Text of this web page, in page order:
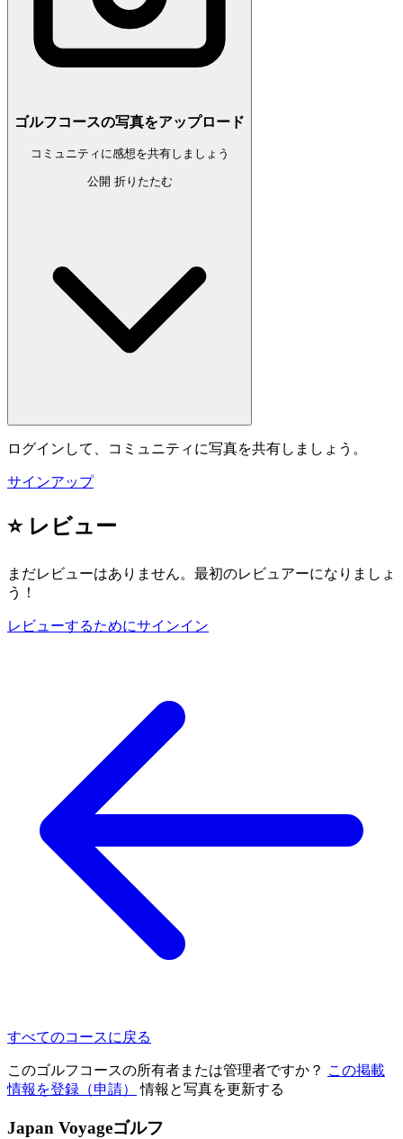
ゴルフコースの写真をアップロード
コミュニティに感想を共有しましょう
公開 折りたたむ
ログインして、コミュニティに写真を共有しましょう。
サインアップ
⭐ レビュー
まだレビューはありません。最初のレビュアーになりましょ
う！
レビューするためにサインイン
すべてのコースに戻る
このゴルフコースの所有者または管理者ですか？ この掲載
情報を登録（申請）
情報と写真を更新する
Japan Voyageゴルフ